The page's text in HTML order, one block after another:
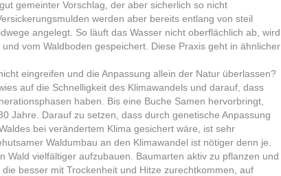
gemeinter Vorschlag, der aber sicherlich so nicht
werden aber bereits entlang von steil
angelegt. So läuft das Wasser nicht oberflächlich ab, wird
und vom Waldboden gespeichert. Diese Praxis geht in ähnlicher
eingreifen und die Anpassung allein der Natur überlassen?
auf die Schnelligkeit des Klimawandels und darauf, dass
haben. Bis eine Buche Samen hervorbringt,
Jahre. Darauf zu setzen, dass durch genetische Anpassung
bei verändertem Klima gesichert wäre, ist sehr
Waldumbau an den Klimawandel ist nötiger denn je.
Wald vielfältiger aufzubauen. Baumarten aktiv zu pflanzen und
besser mit Trockenheit und Hitze zurechtkommen, auf